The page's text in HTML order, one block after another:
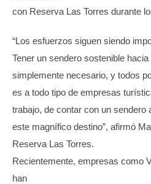
con Reserva Las Torres durante
“Los esfuerzos siguen siendo
Tener un sendero sostenible
simplemente necesario, y todos
es a todo tipo de empresas
trabajo, de contar con un sendero
este magnífico destino”, afirmó
Reserva Las Torres.
Recientemente, empresas como
han